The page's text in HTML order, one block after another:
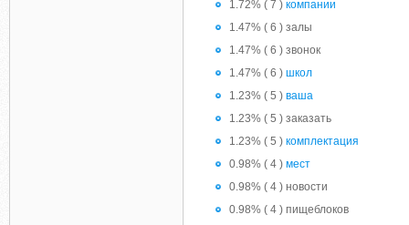
1.72% ( 7 ) компании
1.47% ( 6 ) залы
1.47% ( 6 ) звонок
1.47% ( 6 ) школ
1.23% ( 5 ) ваша
1.23% ( 5 ) заказать
1.23% ( 5 ) комплектация
0.98% ( 4 ) мест
0.98% ( 4 ) новости
0.98% ( 4 ) пищеблоков